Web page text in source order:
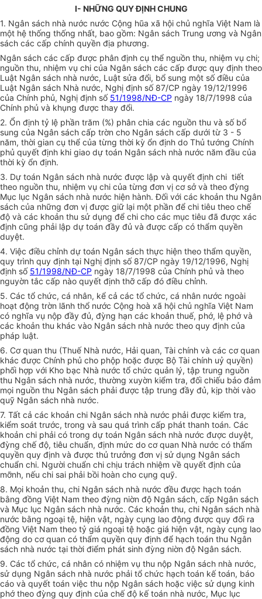
I- NHỮNG QUY ĐỊNH CHUNG
1. Ngân sách nhà nước nước Cộng hũa xã hội chủ nghĩa Việt Nam là
một hệ thống thống nhất, bao gồm: Ngân sách Trung ương và Ngân
sách các cấp chính quyền địa phương.
Ngân sách các cấp được phân định cụ thể nguồn thu, nhiệm vụ chi;
nguồn thu, nhiệm vụ chi của Ngân sách các cấp được quy định theo
Luật Ngân sách nhà nước, Luật sửa đổi, bổ sung một số điều của
Luật Ngân sách Nhà nước, Nghị định số 87/CP ngày 19/12/1996
của Chính phủ, Nghị định số 51/1998/NĐ-CP ngày 18/7/1998 của
Chính phủ và khụng được thay đổi.
2. Ổn định tỷ lệ phần trăm (%) phân chia các nguồn thu và số bổ
sung của Ngân sách cấp trờn cho Ngân sách cấp dưới từ 3 - 5
năm, thời gian cụ thể của từng thời kỳ ổn định do Thủ tướng Chính
phủ quyết định khi giao dự toán Ngân sách nhà nước năm đầu của
thời kỳ ổn định.
3. Dự toán Ngân sách nhà nước được lập và quyết định chi tiết
theo nguồn thu, nhiệm vụ chi của từng đơn vị cơ sở và theo đỳng
Mục lục Ngân sách nhà nước hiện hành. Đối với các khoản thu Ngân
sách của những đơn vị được giữ lại một phần để chi tiêu theo chế
độ và các khoản thu sử dụng để chi cho các mục tiêu đã được xác
định cũng phải lập dự toán đầy đủ và được cấp có thẩm quyền
duyệt.
4. Việc điều chỉnh dự toán Ngân sách thực hiện theo thẩm quyền,
quy trình quy định tại Nghị định số 87/CP ngày 19/12/1996, Nghị
định số 51/1998/NĐ-CP ngày 18/7/1998 của Chính phủ và theo
nguyờn tắc cấp nào quyết định thỡ cấp đó điều chỉnh.
5. Các tổ chức, cá nhân, kể cả các tổ chức, cá nhân nước ngoài
hoạt động trờn lãnh thổ nước Cộng hoà xã hội chủ nghĩa Việt Nam
có nghĩa vụ nộp đầy đủ, đỳng hạn các khoản thuế, phớ, lệ phớ và
các khoản thu khác vào Ngân sách nhà nước theo quy định của
pháp luật.
6. Cơ quan thu (Thuế Nhà nước, Hải quan, Tài chính và các cơ quan
khác được Chính phủ cho phộp hoặc được Bộ Tài chính uỷ quyền)
phối hợp với Kho bạc Nhà nước tổ chức quản lý, tập trung nguồn
thu Ngân sách nhà nước, thường xuyờn kiểm tra, đối chiếu bảo đảm
mọi nguồn thu Ngân sách phải được tập trung đầy đủ, kịp thời vào
quỹ Ngân sách nhà nước.
7. Tất cả các khoản chi Ngân sách nhà nước phải được kiểm tra,
kiểm soát trước, trong và sau quá trình cấp phát thanh toán. Các
khoản chi phải có trong dự toán Ngân sách nhà nước được duyệt,
đỳng chế độ, tiêu chuẩn, định mức do cơ quan Nhà nước có thẩm
quyền quy định và được thủ trưởng đơn vị sử dụng Ngân sách
chuẩn chi. Người chuẩn chi chịu trách nhiệm về quyết định của
mỡnh, nếu chi sai phải bồi hoàn cho cụng quỹ.
8. Mọi khoản thu, chi Ngân sách nhà nước đều được hạch toán
bằng đồng Việt Nam theo đỳng niờn độ Ngân sách, cấp Ngân sách
và Mục lục Ngân sách nhà nước. Các khoản thu, chi Ngân sách nhà
nước bằng ngoại tệ, hiện vật, ngày cụng lao động được quy đổi ra
đồng Việt Nam theo tỷ giá ngoại tệ hoặc giá hiện vật, ngày cụng lao
động do cơ quan có thẩm quyền quy định để hạch toán thu Ngân
sách nhà nước tại thời điểm phát sinh đỳng niờn độ Ngân sách.
9. Các tổ chức, cá nhân có nhiệm vụ thu nộp Ngân sách nhà nước,
sử dụng Ngân sách nhà nước phải tổ chức hạch toán kế toán, báo
cáo và quyết toán việc thu nộp Ngân sách hoặc việc sử dụng kinh
phớ theo đỳng quy định của chế độ kế toán nhà nước, Mục lục